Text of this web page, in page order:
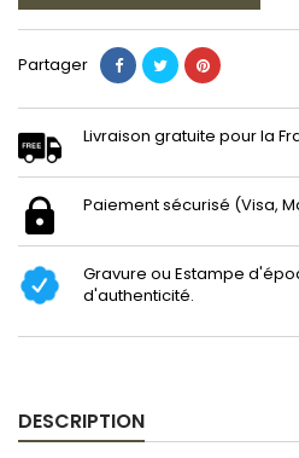
Partager
Livraison gratuite pour la
Paiement sécurisé (Visa,
Gravure ou Estampe
d'authenticité.
DESCRIPTION